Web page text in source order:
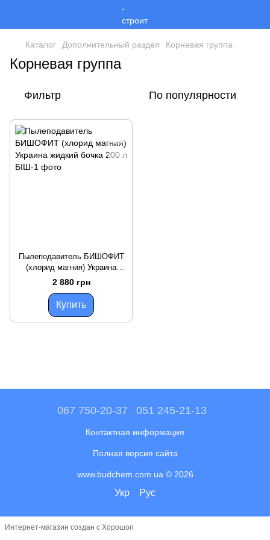
Каталог Дополнительный раздел Корневая группа
Корневая группа
Фильтр По популярности
Пылеподавитель БИШОФИТ
(хлорид магния) Украина
жидкий бочка 200 л
2 880 грн
Купить
067 750-20-37 051 245-21-13
Контактная информация
Полная версия сайта
www.budchem.com.ua © 2026
Укр Рус
Интернет-магазин создан с Хорошоп